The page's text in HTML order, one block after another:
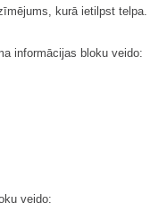
kurā ietilpst telpa.
informācijas bloku veido:
veido: